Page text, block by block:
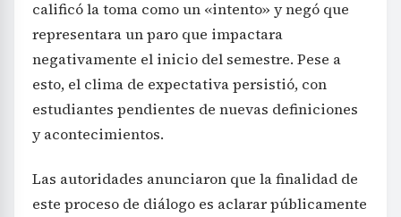
calificó la toma como un «intento» y negó que
representara un paro que impactara
negativamente el inicio del semestre. Pese a
esto, el clima de expectativa persistió, con
estudiantes pendientes de nuevas definiciones
y acontecimientos.
Las autoridades anunciaron que la finalidad de
este proceso de diálogo es aclarar públicamente